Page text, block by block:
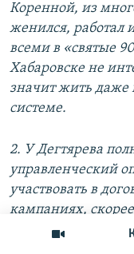
Коренной, из
женился, работал
всеми в «святые
Хабаровске не
значит жить даже
системе.
2. У Дегтярева
управленческий
участвовать в
кампаниях,
управленца.